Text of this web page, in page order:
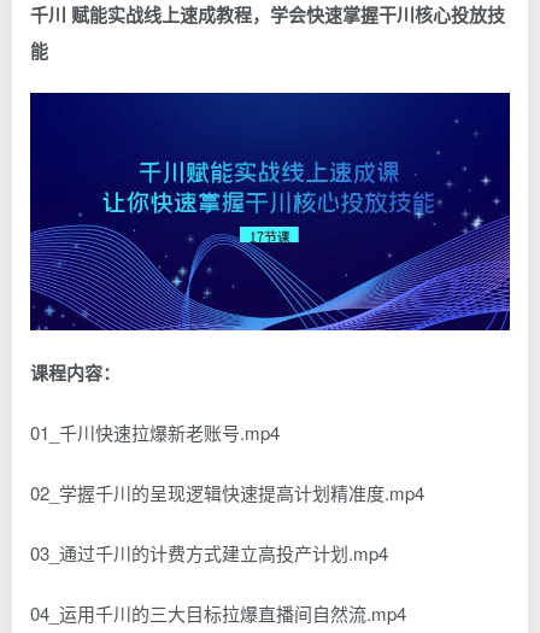
千川 赋能实战线上速成教程，学会快速掌握干川核心投放技
能
课程内容：
01_千川快速拉爆新老账号.mp4
02_学握千川的呈现逻辑快速提高计划精准度.mp4
03_通过千川的计费方式建立高投产计划.mp4
04_运用千川的三大目标拉爆直播间自然流.mp4